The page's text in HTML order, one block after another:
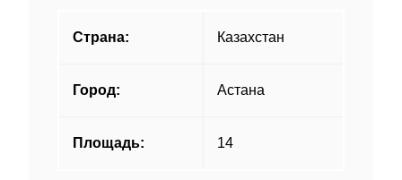
Страна: Казахстан
Город: Астана
Площадь: 14